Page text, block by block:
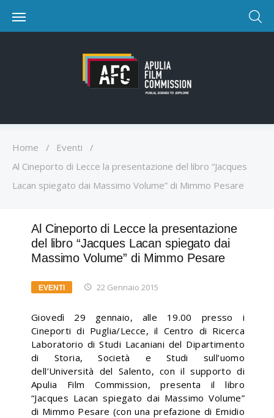
Home / Eventi
/
Al Cineporto di Lecce la presentazione del libro “Jacques
Lacan spiegato dai Massimo Volume” di Mimmo Pesare
Al Cineporto di Lecce la presentazione
del libro “Jacques Lacan spiegato dai
Massimo Volume” di Mimmo Pesare
EVENTI 22 Gennaio 2015
Giovedì 29 gennaio, alle 19.00 presso i
Cineporti di Puglia/Lecce, il Centro di Ricerca
Laboratorio di Studi Lacaniani del Dipartimento
di Storia, Società e Studi sull’uomo
dell’Università del Salento, con il supporto di
Apulia Film Commission, presenta il libro
“Jacques Lacan spiegato dai Massimo Volume”
di Mimmo Pesare (con una prefazione di Emidio